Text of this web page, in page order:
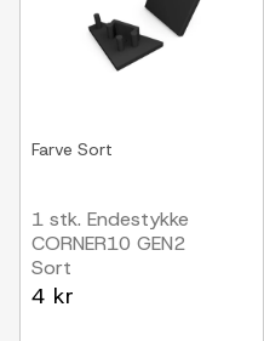
Farve Sort
1 stk. Endestykke
CORNER10 GEN2
Sort
4 kr